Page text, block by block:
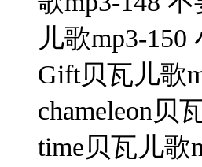
儿歌mp3-150
Gift贝瓦儿歌
chameleon贝
time贝瓦儿歌